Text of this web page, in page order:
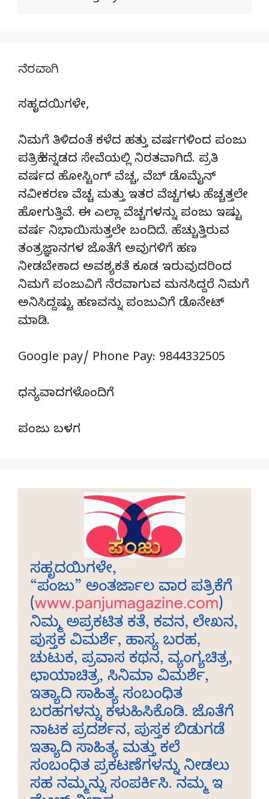
ನೆರವಾಗಿ
ಸಹೃದಯಿಗಳೇ,
ನಿಮಗೆ ತಿಳಿದಂತೆ ಕಳೆದ ಹತ್ತು ವರ್ಷಗಳಿಂದ ಪಂಜು
ಪತ್ರಿಕೆ ಕನ್ನಡದ ಸೇವೆಯಲ್ಲಿ ನಿರತವಾಗಿದೆ. ಪ್ರತಿ
ವರ್ಷದ ಹೋಸ್ಟಿಂಗ್‌ ವೆಚ್ಚ, ವೆಬ್‌ ಡೊಮೈನ್‌
ನವೀಕರಣ ವೆಚ್ಚ ಮತ್ತು ಇತರ ವೆಚ್ಚಗಳು ಹೆಚ್ಚತ್ತಲೇ
ಹೋಗುತ್ತಿವೆ. ಈ ಎಲ್ಲಾ ವೆಚ್ಚಗಳನ್ನು ಪಂಜು ಇಷ್ಟು
ವರ್ಷ ನಿಭಾಯಿಸುತ್ತಲೇ ಬಂದಿದೆ. ಹೆಚ್ಚುತ್ತಿರುವ
ತಂತ್ರಜ್ಞಾನಗಳ ಜೊತೆಗೆ ಅವುಗಳಿಗೆ ಹಣ
ನೀಡಬೇಕಾದ ಅವಶ್ಯಕತೆ ಕೂಡ ಇರುವುದರಿಂದ
ನಿಮಗೆ ಪಂಜುವಿಗೆ ನೆರವಾಗುವ ಮನಸಿದ್ದರೆ ನಿಮಗೆ
ಅನಿಸಿದ್ದಷ್ಟು ಹಣವನ್ನು ಪಂಜುವಿಗೆ ಡೊನೇಟ್‌
ಮಾಡಿ.
Google pay/ Phone Pay: 9844332505
ಧನ್ಯವಾದಗಳೊಂದಿಗೆ
ಪಂಜು ಬಳಗ